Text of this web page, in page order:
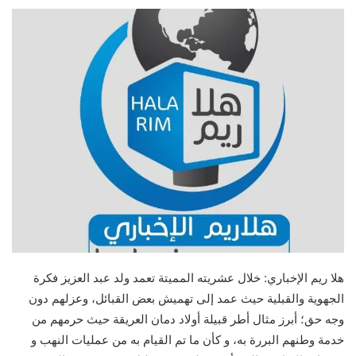
هلا ريم الإخباري: خلال عشريته المميتة تعمد ولد عبد العزيز فكرة
الجهوية والقبلية حيث عمد إلى تهميش بعض القبائل، وعزلهم دون
وجه حق؛ أبرز مثال أطر قبيلة أولاد دمان العريقة حيث حرمهم من
خدمة وطنهم البررة به، و كأن ما تم القيام به من عمليات النهب و